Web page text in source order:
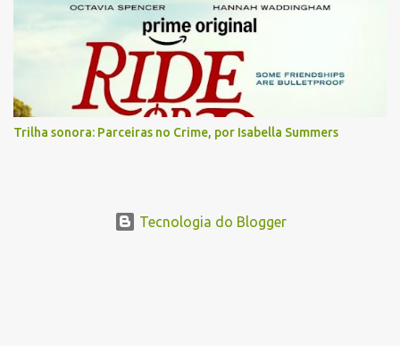
Trilha sonora: Parceiras no Crime, por Isabella Summers
Tecnologia do Blogger